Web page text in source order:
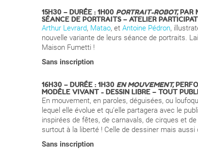
15H30 – DURÉE : 1H00 PORTRAIT-ROBOT,PAR
SÉANCE DE PORTRAITS – ATELIER
Arthur Levrard, Matao, et Antoine Pédron,
nouvelle variante de leurs séance de portraits.
Maison Fumetti !
Sans inscription
16H30 – DURÉE : 1H30 EN MOUVEMENT,
MODÈLE VIVANT - DESSIN LIBRE – TOUT
En mouvement, en paroles, déguisées, ou
lequel elle évolue et qu’elle partagera avec le
inspirées de fêtes, de carnavals, de cirques et
surtout à la liberté ! Celle de dessiner mais aussi
Sans inscription